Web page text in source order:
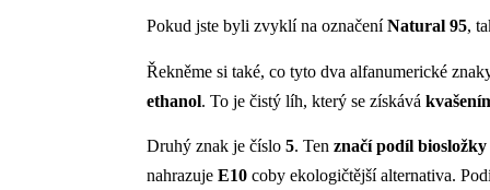
Pokud jste byli zvyklí na označeníNatural 95,
Řekněme si také, co tyto dva alfanumerické
ethanol. To je čistý líh, který se získává
Druhý znak je číslo 5. Ten značí podíl
nahrazuje E10 coby ekologičtější alternativa.